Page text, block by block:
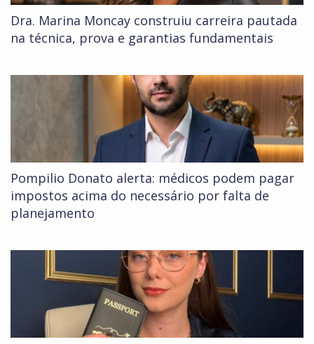
Dra. Marina Moncay construiu carreira pautada
na técnica, prova e garantias fundamentais
Pompilio Donato alerta: médicos podem pagar
impostos acima do necessário por falta de
planejamento